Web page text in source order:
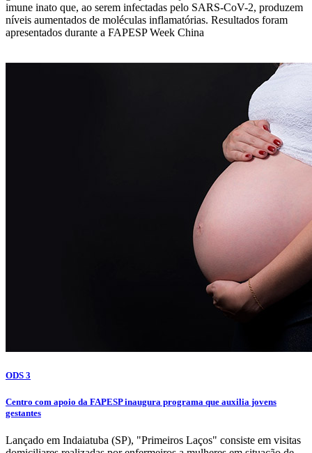
imune inato que, ao serem infectadas pelo SARS-CoV-2, produzem
níveis aumentados de moléculas inflamatórias. Resultados foram
apresentados durante a FAPESP Week China
ODS 3
Centro com apoio da FAPESP inaugura programa que auxilia jovens
gestantes
Lançado em Indaiatuba (SP), "Primeiros Laços" consiste em visitas